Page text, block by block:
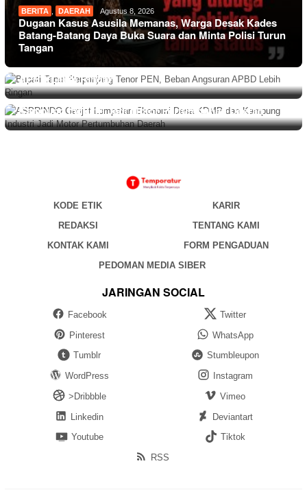
BERITA DAERAH Agustus 8, 2026
Dugaan Kasus Asusila Memanas, Warga Desak Kades
Batang-Batang Daya Buka Suara dan Minta Polisi Turun
Tangan
BERITA
Bupati Taput Perpanjang Tenor PEN, Beban Angsuran
APBD Lebih Ringan
NASIONAL Agustus 7, 2026
ASPRINDO Genjot Lompatan Ekonomi Desa KDMP dan
Kampung Industri Jadi Motor Pertumbuhan Daerah
KODE ETIK
KARIR
REDAKSI
TENTANG KAMI
KONTAK KAMI
FORM PENGADUAN
PEDOMAN MEDIA SIBER
JARINGAN SOCIAL
Facebook
Twitter
Pinterest
WhatsApp
Tumblr
Stumbleupon
WordPress
Instagram
>Dribbble
Vimeo
Linkedin
Deviantart
Youtube
Tiktok
RSS